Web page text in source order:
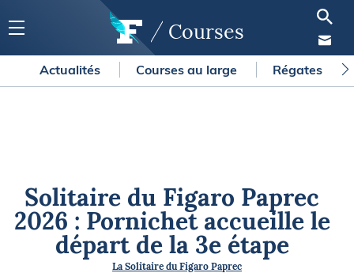
Courses
Actualités Courses au large Régates
Solitaire du Figaro Paprec
2026 : Pornichet accueille le
départ de la 3e étape
La Solitaire du Figaro Paprec